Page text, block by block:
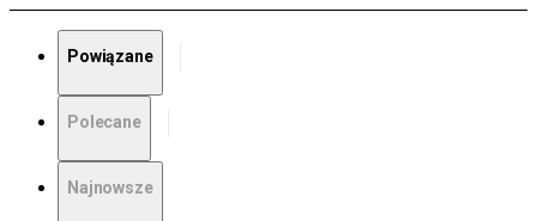
Powiązane
Polecane
Najnowsze